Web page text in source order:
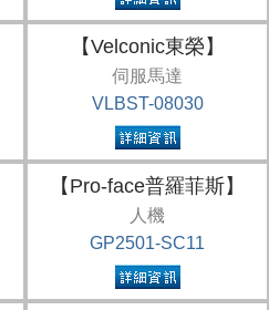
【Velconic東榮】
伺服馬達
VLBST-08030
【Pro-face普羅菲斯】
人機
GP2501-SC11